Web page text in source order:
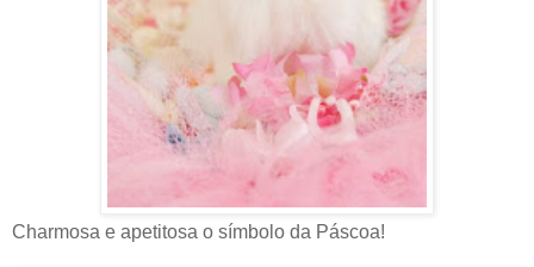
Charmosa e apetitosa o símbolo da Páscoa!